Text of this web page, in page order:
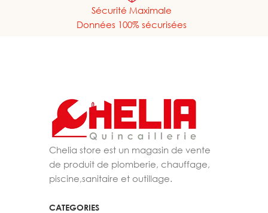
Sécurité Maximale
Données 100% sécurisées
Chelia store est un magasin de vente
de produit de plomberie, chauffage,
piscine,sanitaire et outillage.
CATEGORIES